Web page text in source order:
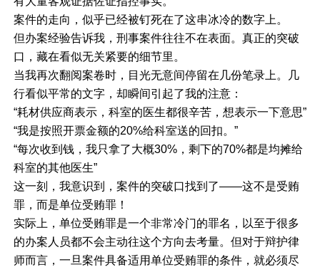
案件的走向，似乎已经被钉死在了这串冰冷的数字上。
但办案经验告诉我，刑事案件往往不在表面。真正的突破
口，藏在看似无关紧要的细节里。
当我再次翻阅案卷时，目光无意间停留在几份笔录上。几
行看似平常的文字，却瞬间引起了我的注意：
“耗材供应商表示，科室的医生都很辛苦，想表示一下意思”
“我是按照开票金额的20%给科室送的回扣。”
“每次收到钱，我只拿了大概30%，剩下的70%都是均摊给
科室的其他医生”
这一刻，我意识到，案件的突破口找到了——这不是受贿
罪，而是单位受贿罪！
实际上，单位受贿罪是一个非常冷门的罪名，以至于很多
的办案人员都不会主动往这个方向去考量。但对于辩护律
师而言，一旦案件具备适用单位受贿罪的条件，就必须尽